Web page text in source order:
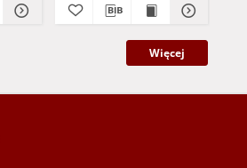
Więcej